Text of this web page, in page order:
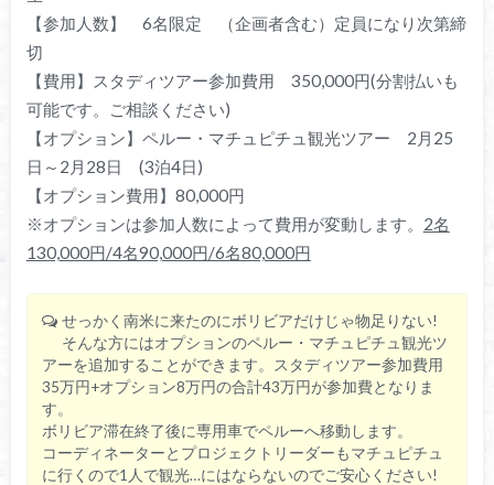
【参加人数】 6名限定 （企画者含む）定員になり次第締
切
【費用】スタディツアー参加費用 350,000円(分割払いも
可能です。ご相談ください)
【オプション】ペルー・マチュピチュ観光ツアー 2月25
日～2月28日 (3泊4日)
【オプション費用】80,000円
※オプションは参加人数によって費用が変動します。 2名
130,000円/4名90,000円/6名80,000円
せっかく南米に来たのにボリビアだけじゃ物足りない!
そんな方にはオプションのペルー・マチュピチュ観光ツ
アーを追加することができます。スタディツアー参加費用
35万円+オプション8万円の合計43万円が参加費となりま
す。
ボリビア滞在終了後に専用車でペルーへ移動します。
コーディネーターとプロジェクトリーダーもマチュピチュ
に行くので1人で観光…にはならないのでご安心ください!